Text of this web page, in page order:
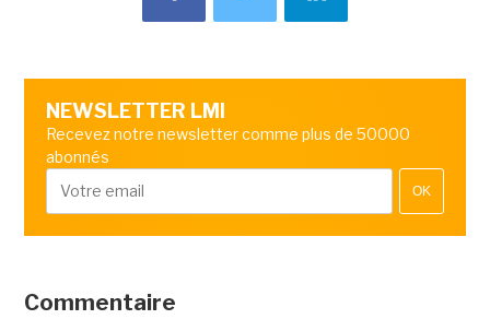
NEWSLETTER LMI
Recevez notre newsletter comme plus de 50000
abonnés
OK
Commentaire